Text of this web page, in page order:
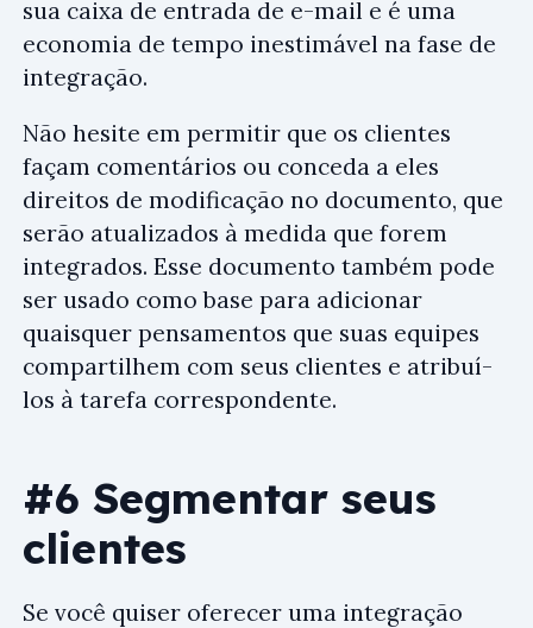
sua caixa de entrada de e-mail e é uma
economia de tempo inestimável na fase de
integração.
Não hesite em permitir que os clientes
façam comentários ou conceda a eles
direitos de modificação no documento, que
serão atualizados à medida que forem
integrados. Esse documento também pode
ser usado como base para adicionar
quaisquer pensamentos que suas equipes
compartilhem com seus clientes e atribuí-
los à tarefa correspondente.
#6 Segmentar seus
clientes
Se você quiser oferecer uma integração